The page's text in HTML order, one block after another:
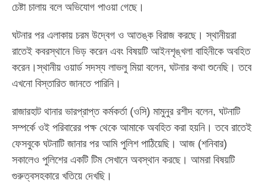
চেষ্টা চালায় বলে অভিযোগ পাওয়া গেছে।
ঘটনার পর এলাকায় চরম উদ্বেগ ও আতঙ্ক বিরাজ করছে। স্থানীয়রা
রাতেই কবরস্থানে ভিড় করেন এবং বিষয়টি আইনশৃঙ্খলা বাহিনীকে অবহিত
করেন।স্থানীয় ওয়ার্ড সদস্য লাভলু মিয়া বলেন, ঘটনার কথা শুনেছি। তবে
এখনো বিস্তারিত জানতে পারিনি।
রাজারহাট থানার ভারপ্রাপ্ত কর্মকর্তা (ওসি) মামুনুর রশীদ বলেন, ঘটনাটি
সম্পর্কে ওই পরিবারের পক্ষ থেকে আমাকে অবহিত করা হয়নি। তবে রাতেই
ফেসবুকে ঘটনাটি জানার পর আমি পুলিশ পাঠিয়েছি। আজ (শনিবার)
সকালেও পুলিশের একটি টিম সেখানে অবস্থান করছে। আমরা বিষয়টি
গুরুত্বসহকারে খতিয়ে দেখছি।